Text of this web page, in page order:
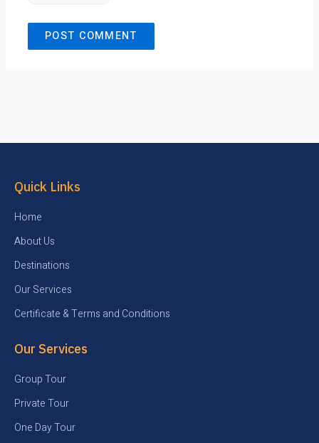
Quick Links
Home
About Us
Destinations
Our Services
Certificate & Terms and Conditions
Our Services
Group Tour
Private Tour
One Day Tour